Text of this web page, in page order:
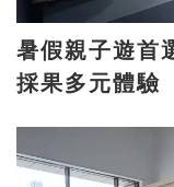
暑假親子遊首
採果多元體驗